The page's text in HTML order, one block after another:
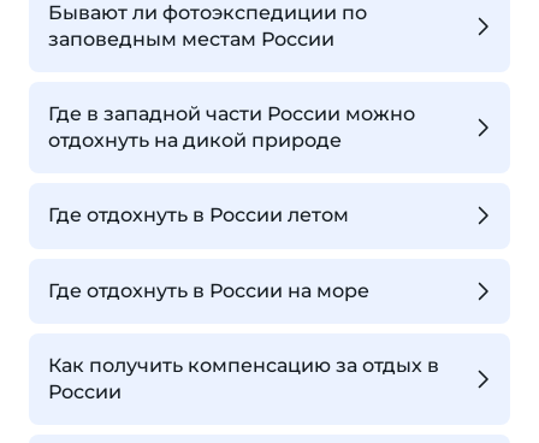
Бывают ли фотоэкспедиции по
заповедным местам России
Где в западной части России можно
отдохнуть на дикой природе
Где отдохнуть в России летом
Где отдохнуть в России на море
Как получить компенсацию за отдых в
России